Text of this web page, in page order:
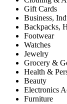
Gift Cards
Business,
Backpacks,
Footwear
Watches
Jewelry
Grocery &
Health &
Beauty
Electronics
Furniture